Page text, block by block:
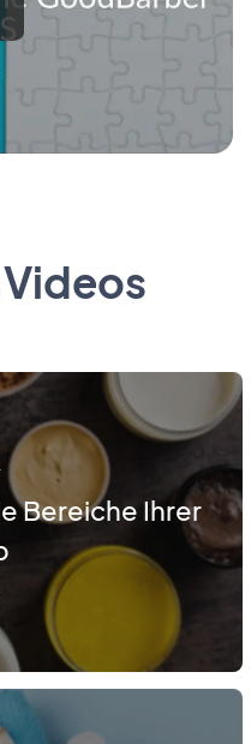
Bereiche Ihrer